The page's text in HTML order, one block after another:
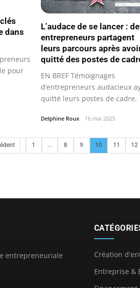
dans
pour
L’audace de se lancer :
entrepreneurs partagent
leurs parcours après
quitté des postes de
EN BREF Témoignages
d’entrepreneurs audacieux
quitté leurs postes de cadre.
Delphine Roux 16 mai 2025
1 ... 8 9 10 11 12
entrepreneuriale
Création
Entreprise &